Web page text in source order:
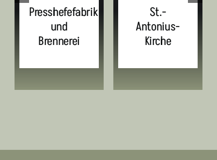
Presshefefabrik
und
Brennerei
St.-
Antonius-
Kirche